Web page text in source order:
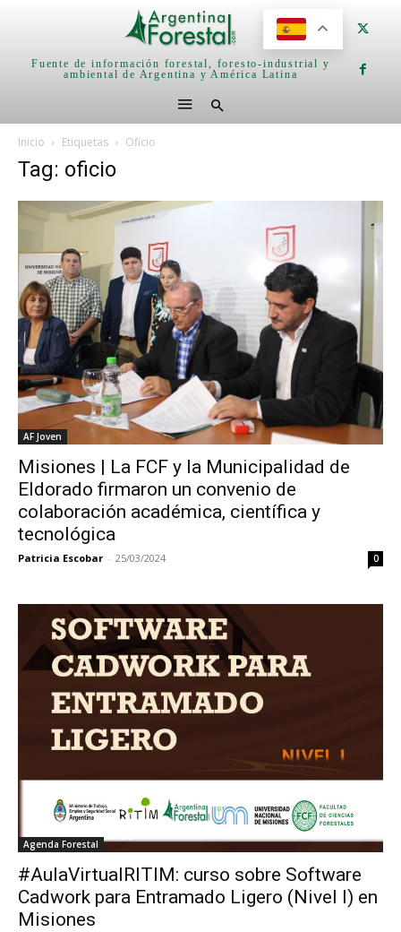
Fuente de información forestal, foresto-industrial y
ambiental de Argentina y América Latina
Inicio Etiquetas Oficio
Tag: oficio
AF Joven
Misiones | La FCF y la Municipalidad de
Eldorado firmaron un convenio de
colaboración académica, científica y
tecnológica
Patricia Escobar - 25/03/2024 0
Agenda Forestal
#AulaVirtualRITIM: curso sobre Software
Cadwork para Entramado Ligero (Nivel I) en
Misiones